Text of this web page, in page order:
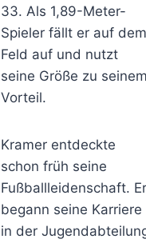
33. Als 1,89-Meter-
Spieler fällt er auf dem
Feld auf und nutzt
seine Größe zu seinem
Vorteil.
Kramer entdeckte
schon früh seine
Fußballleidenschaft. Er
begann seine Karriere
in der